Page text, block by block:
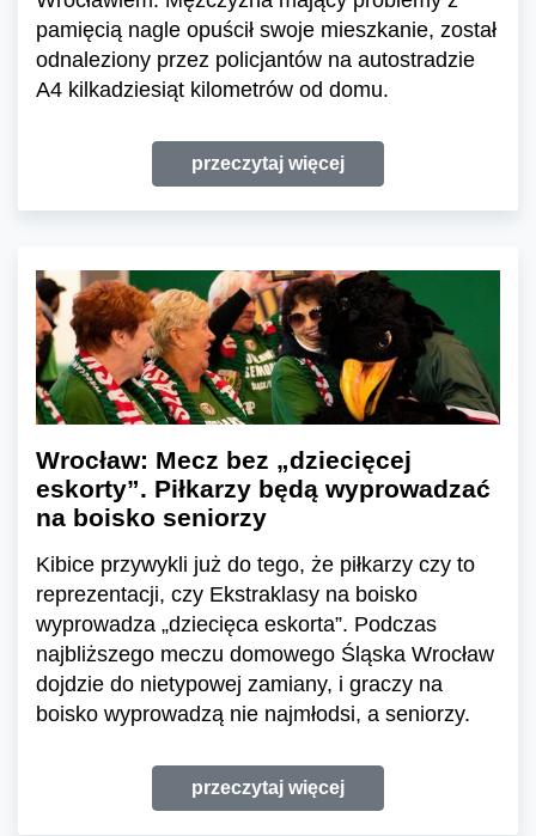
pamięcią nagle opuścił swoje mieszkanie, został
odnaleziony przez policjantów na autostradzie
A4 kilkadziesiąt kilometrów od domu.
przeczytaj więcej
Wrocław: Mecz bez „dziecięcej
eskorty”. Piłkarzy będą wyprowadzać
na boisko seniorzy
Kibice przywykli już do tego, że piłkarzy czy to
reprezentacji, czy Ekstraklasy na boisko
wyprowadza „dziecięca eskorta”. Podczas
najbliższego meczu domowego Śląska Wrocław
dojdzie do nietypowej zamiany, i graczy na
boisko wyprowadzą nie najmłodsi, a seniorzy.
przeczytaj więcej